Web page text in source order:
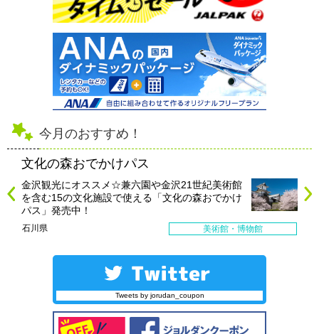
今月のおすすめ！
文化の森おでかけパス
金沢観光にオススメ☆兼六園や金沢21世紀美術館
を含む15の文化施設で使える「文化の森おでかけ
パス」発売中！
石川県 美術館・博物館
Tweets by jorudan_coupon